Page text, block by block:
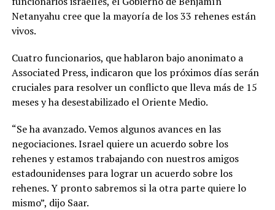
Netanyahu cree que la mayoría de los 33 rehenes están
vivos.
Cuatro funcionarios, que hablaron bajo anonimato a
Associated Press, indicaron que los próximos días serán
cruciales para resolver un conflicto que lleva más de 15
meses y ha desestabilizado el Oriente Medio.
“Se ha avanzado. Vemos algunos avances en las
negociaciones. Israel quiere un acuerdo sobre los
rehenes y estamos trabajando con nuestros amigos
estadounidenses para lograr un acuerdo sobre los
rehenes. Y pronto sabremos si la otra parte quiere lo
mismo”, dijo Saar.